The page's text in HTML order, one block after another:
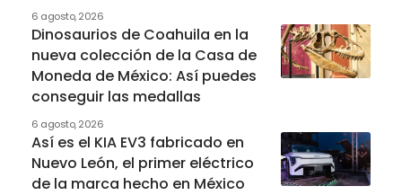
6 agosto, 2026
Dinosaurios de Coahuila en la
nueva colección de la Casa de
Moneda de México: Así puedes
conseguir las medallas
6 agosto, 2026
Así es el KIA EV3 fabricado en
Nuevo León, el primer eléctrico
de la marca hecho en México